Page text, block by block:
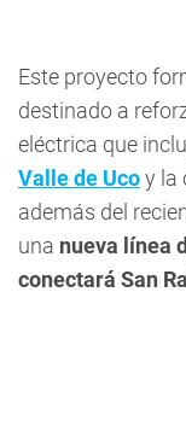
Este proyecto
destinado a
eléctrica que
Valle de Ucoy la
además del
una nueva línea
conectará San